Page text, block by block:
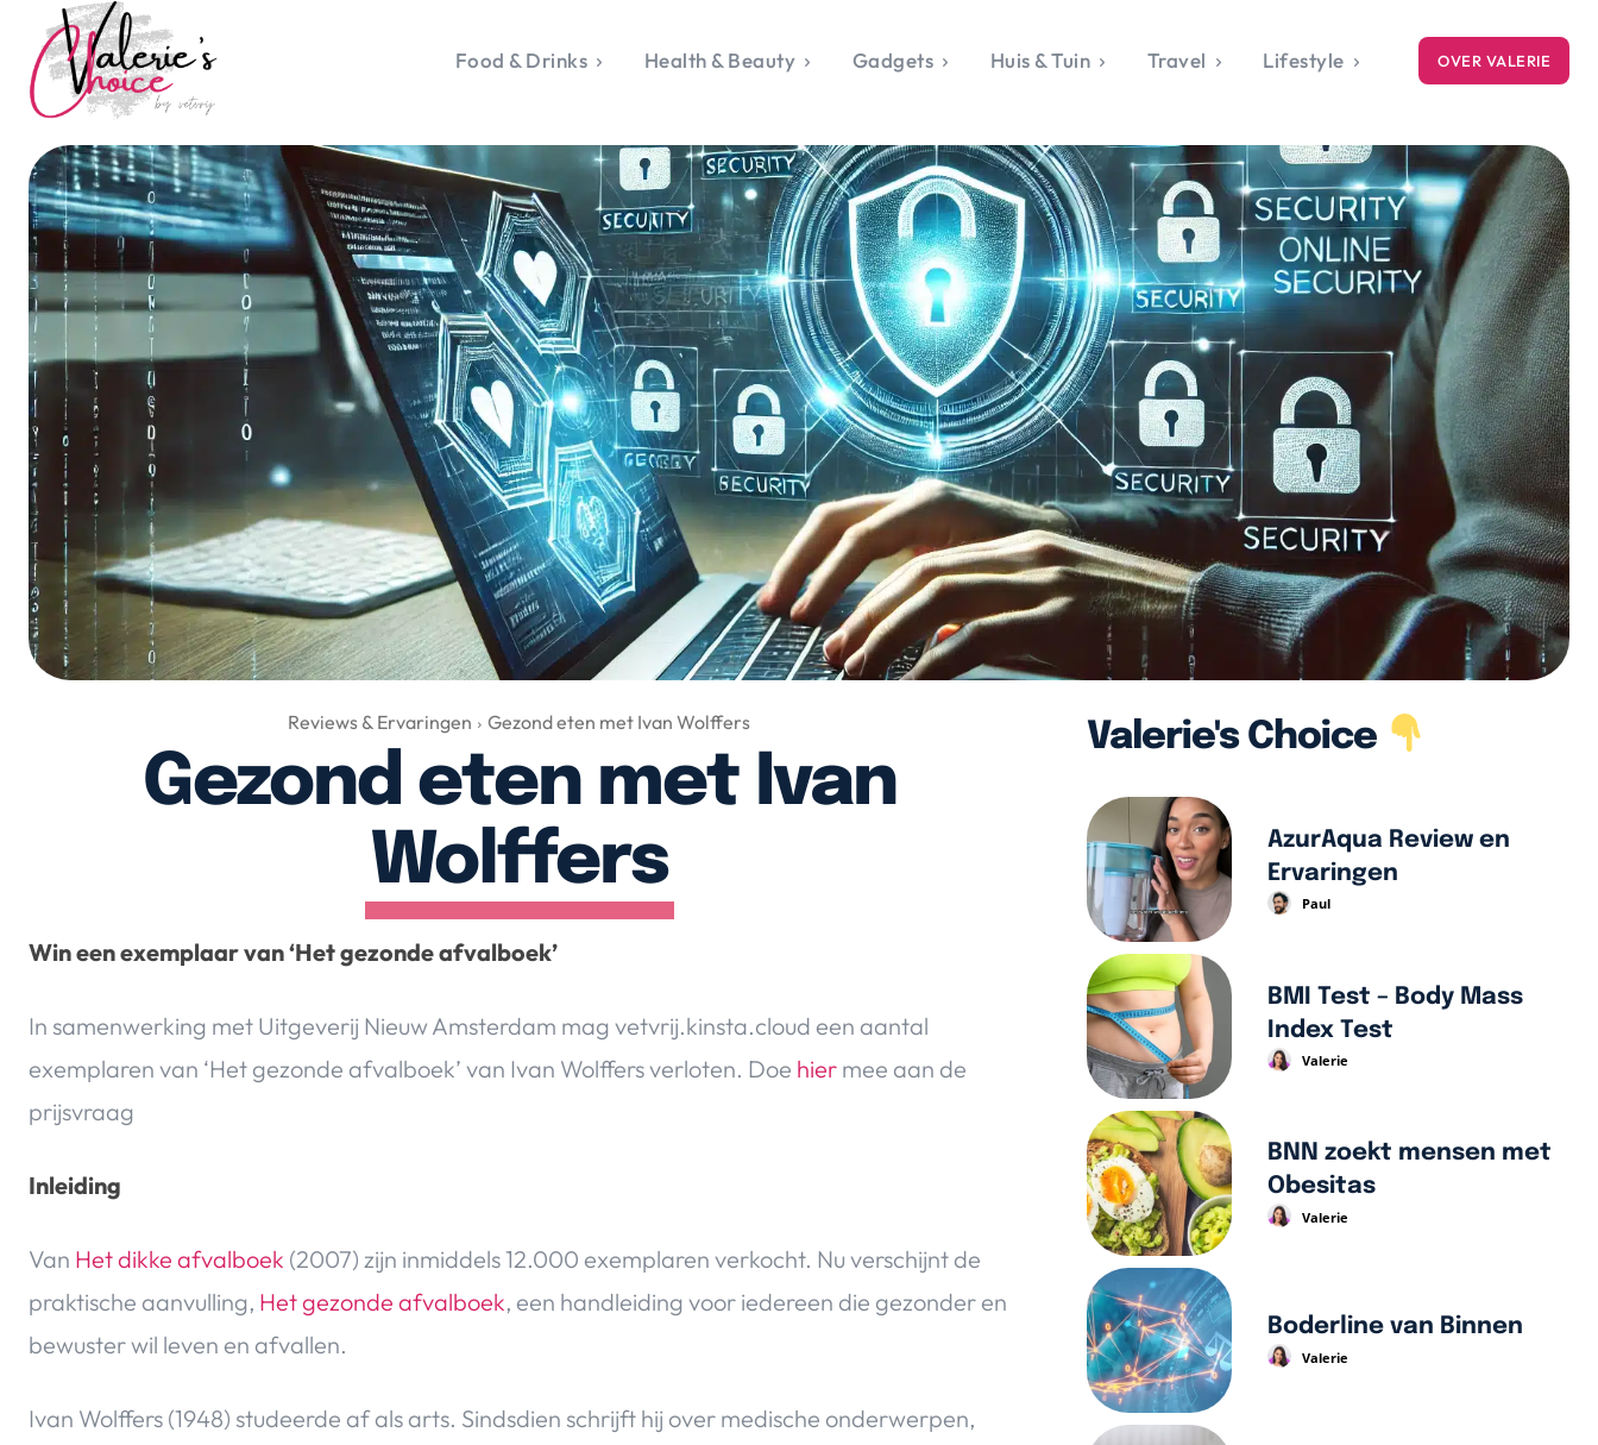
Travel & Culture
Food & Drinks
Happyness & Opmerkelijk
Lifestyle, Sport &
Duurzaamheid
Gadgets & Tech
Top 5 van Valerie
Health & Beauty
Huis & Tuin
Nieuws & Media
Over Valerie
De Top 5
Contact
Food & Drinks
Health & Beauty Gadgets
Huis & TuinTravelLifestyle
Food & Drinks Health & Beauty Gadgets Huis & Tuin Travel Lifestyle OVER VALERIE
Reviews & Ervaringen Gezond eten met Ivan Wolffers
Gezond eten met Ivan
Wolffers
Win een exemplaar van ‘Het gezonde afvalboek’
In samenwerking met Uitgeverij Nieuw Amsterdam mag vetvrij.kinsta.cloud een aantal
exemplaren van ‘Het gezonde afvalboek’ van Ivan Wolffers verloten. Doe hier mee aan de
prijsvraag
Inleiding
Van Het dikke afvalboek (2007) zijn inmiddels 12.000 exemplaren verkocht. Nu verschijnt de
praktische aanvulling, Het gezonde afvalboek, een handleiding voor iedereen die gezonder en
bewuster wil leven en afvallen.
Ivan Wolffers (1948) studeerde af als arts. Sindsdien schrijft hij over medische onderwerpen,
Valerie's Choice
AzurAqua Review en
Ervaringen
Paul
BMI Test – Body Mass
Index Test
Valerie
BNN zoekt mensen met
Obesitas
Valerie
Boderline van Binnen
Valerie